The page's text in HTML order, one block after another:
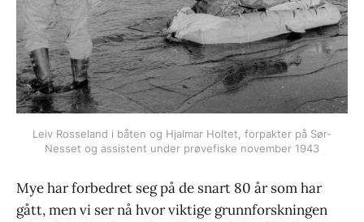
Leiv Rosseland i båten og Hjalmar Holtet, forpakter på Sør-
Nesset og assistent under prøvefiske november 1943
Mye har forbedret seg på de snart 80 år som har
gått, men vi ser nå hvor viktige grunnforskningen